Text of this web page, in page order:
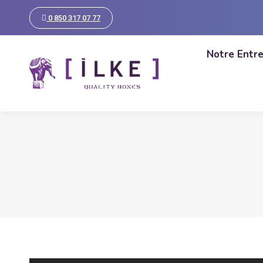
0 850 317 07 77
Notre